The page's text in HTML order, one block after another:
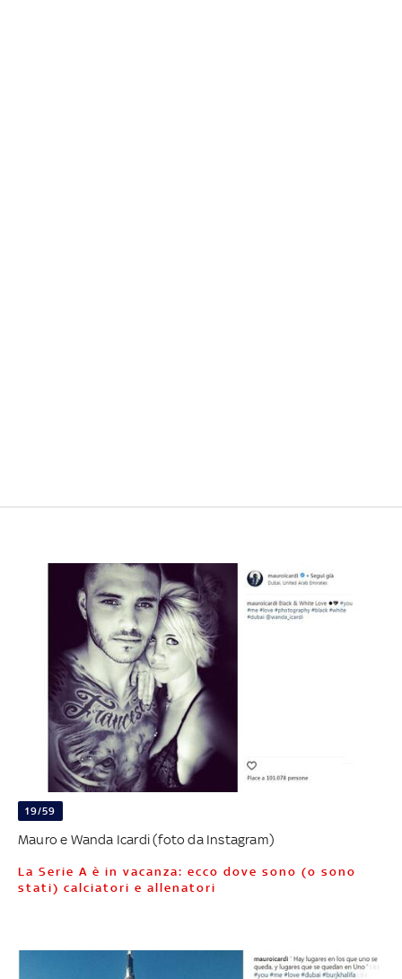
19/59
Mauro e Wanda Icardi (foto da Instagram)
La Serie A è in vacanza: ecco dove sono (o sono
stati) calciatori e allenatori